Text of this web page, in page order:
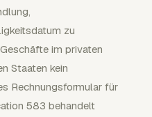
zu
im privaten
Staaten kein
Rechnungsformular für
583 behandelt